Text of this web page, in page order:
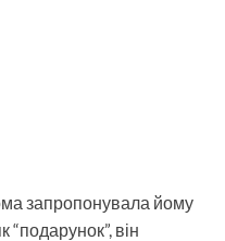
запропонувала йому
він